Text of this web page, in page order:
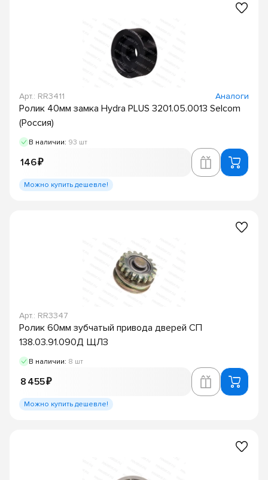
Арт.: RR3411 Аналоги
Ролик 40мм замка Hydra PLUS 3201.05.0013 Selcom
(Россия)
В наличии: 93 шт
146 ₽
Можно купить дешевле!
Арт.: RR3347
Ролик 60мм зубчатый привода дверей СП
138.03.91.090Д ЩЛЗ
В наличии: 8 шт
8 455 ₽
Можно купить дешевле!